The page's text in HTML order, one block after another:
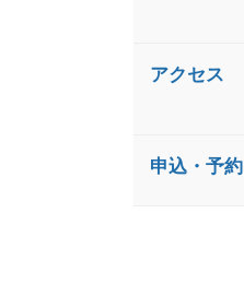
アクセス
申込・予約